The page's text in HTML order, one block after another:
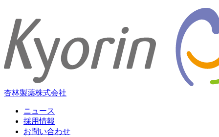
杏林製薬株式会社
ニュース
採用情報
お問い合わせ